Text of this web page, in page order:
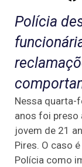
Polícia
Nessa quarta-
anos foi preso
jovem de 21
Pires. O caso
Polícia como